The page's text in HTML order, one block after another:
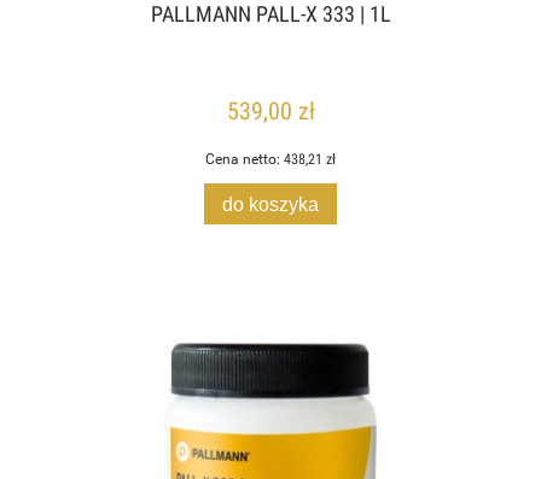
PALLMANN PALL-X 333 | 1L
539,00 zł
Cena netto: 438,21 zł
do koszyka